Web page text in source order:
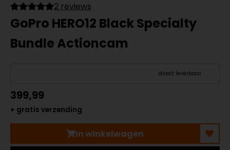
2 reviews
GoPro HERO12 Black Specialty
Bundle Actioncam
direct leverbaar
399,99
+ gratis verzending
In winkelwagen